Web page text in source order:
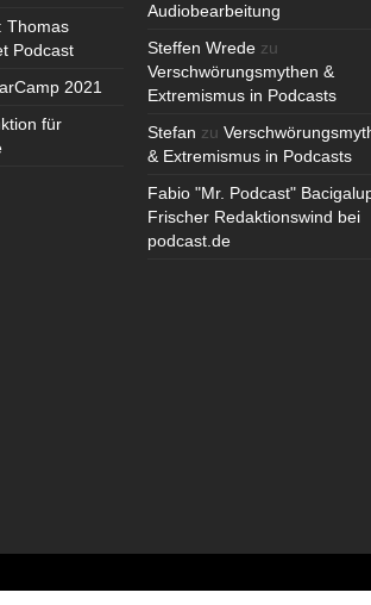
Thomas
Podcast
2021
für
Audiobearbeitung
Steffen Wrede zu
Verschwörungsmythen &
Extremismus in Podcasts
Stefan zu
& Extremismus in Podcasts
Fabio "Mr. Podcast"
Frischer Redaktionswind bei
podcast.de